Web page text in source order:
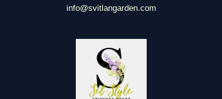
info@svitlangarden.com